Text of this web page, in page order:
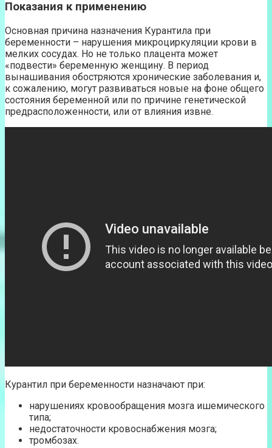
Показания к применению
Основная причина назначения Курантила при
беременности – нарушения микроциркуляции крови в
мелких сосудах. Но не только плацента может
«подвести» беременную женщину. В период
вынашивания обостряются хронические заболевания и,
к сожалению, могут развиваться новые на фоне общего
состояния беременной или по причине генетической
предрасположенности, или от влияния извне.
Курантил при беременности назначают при:
нарушениях кровообращения мозга ишемического
типа;
недостаточности кровоснабжения мозга;
тромбозах.